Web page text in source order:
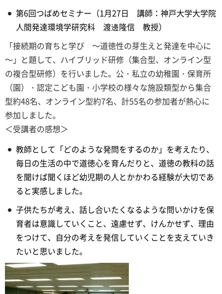
第6回つばめセミナー（1月27日 講師：神戸大学大学院
人間発達環境学研究科 渡邊隆信 教授）
「接続期の育ちと学び ～道徳性の芽生えと発達を中心に
～」と題して、ハイブリッド研修（集合型、オンライン型
の複合型研修）を行いました。公・私立の幼稚園・保育所
（園）・認定こども園・小学校の様々な施設類型から集合
型約48名、オンライン型約7名、計55名の参加者が熱心に
参加しました。
＜受講者の感想＞
教師として「どのような発問をするのか」を考えたり、
毎日の生活の中で道徳心を育んだりと、道徳の教科の話
を聞けば聞くほど幼児期の人とかかわる経験が大切であ
ると実感しました。
子供たちが考え、話し合いたくなるような問いかけを保
育者は意識していくこと、遠慮せず、けんかせず、理由
をつけて、自分の考えを発信していくことを支えていき
たいと思いました。